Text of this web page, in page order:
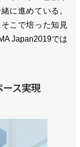
に進めている。
こで培った知見
Japan2019では
ス実現